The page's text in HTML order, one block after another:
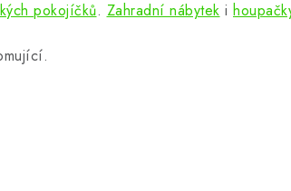
pokojíčků. Zahradní nábytek i